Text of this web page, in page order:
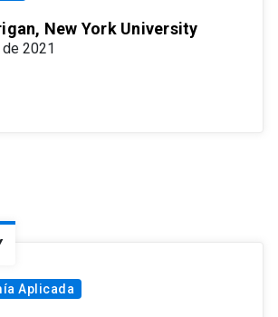
New York University
2021
Aplicada